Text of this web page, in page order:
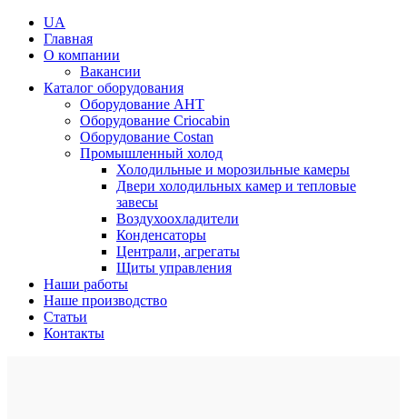
UA
Главная
О компании
Вакансии
Каталог оборудования
Оборудование AHT
Оборудование Criocabin
Оборудование Costan
Промышленный холод
Холодильные и морозильные камеры
Двери холодильных камер и тепловые
завесы
Воздухоохладители
Конденсаторы
Централи, агрегаты
Щиты управления
Наши работы
Наше производство
Статьи
Контакты